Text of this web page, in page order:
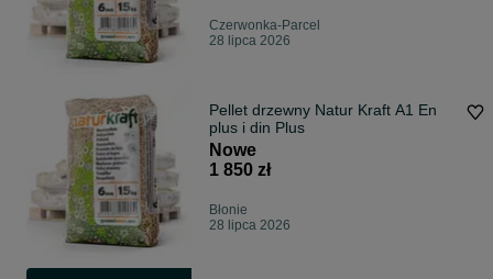
Czerwonka-Parcel
28 lipca 2026
Pellet drzewny Natur Kraft A1 En
plus i din Plus
Nowe
1 850 zł
Błonie
28 lipca 2026